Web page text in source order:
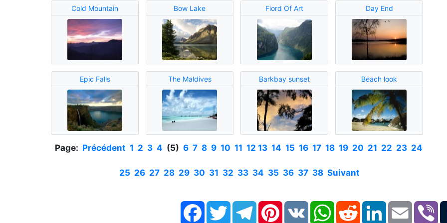
Cold Mountain Bow Lake Fiord Of Art Day End
Epic Falls The Maldives Barkbay sunset Beach look
Page: Précédent 1 2 3 4 (5) 6 7 8 9 10 11 12 13 14 15 16 17 18 19 20 21 22 23 24
25 26 27 28 29 30 31 32 33 34 35 36 37 38 Suivant
FacebookTwitter TelegramPinterestVK WhatsAppReddit LinkedIn Email